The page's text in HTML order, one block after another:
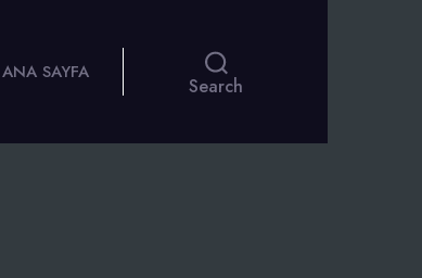
ANA SAYFA
Search